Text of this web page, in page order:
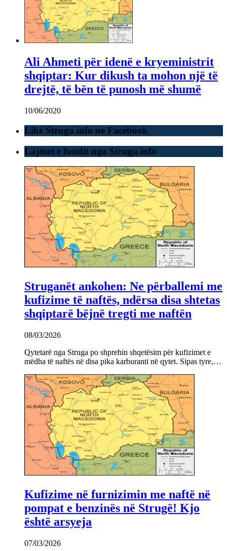
Ali Ahmeti për idenë e kryeministrit
shqiptar: Kur dikush ta mohon një të
drejtë, të bën të punosh më shumë
10/06/2020
Like Struga.info ne Facebook
Lajmet e fundit nga Struga.info
Struganët ankohen: Ne përballemi me
kufizime të naftës, ndërsa disa shtetas
shqiptarë bëjnë tregti me naftën
08/03/2026
Qytetarë nga Struga po shprehin shqetësim për kufizimet e
mëdha të naftës në disa pika karburanti në qytet. Sipas tyre,…
Kufizime në furnizimin me naftë në
pompat e benzinës në Strugë! Kjo
është arsyeja
07/03/2026